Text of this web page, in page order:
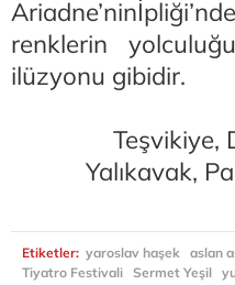
renklerin
ilüzyonu gibidir.
Teşvikiye,
Yalıkavak,
Etiketler: yaroslav haşek aslan
Tiyatro Festivali
Sermet Yeşil